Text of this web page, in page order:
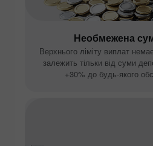
Необмежена
Верхнього ліміту виплат
залежить тільки від суми
+30% до будь-якого